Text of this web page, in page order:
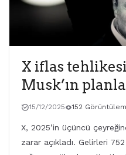
X iflas
Musk’ın
15/12/2025 152
X, 2025’in üçüncü
zarar açıkladı. Gelirleri